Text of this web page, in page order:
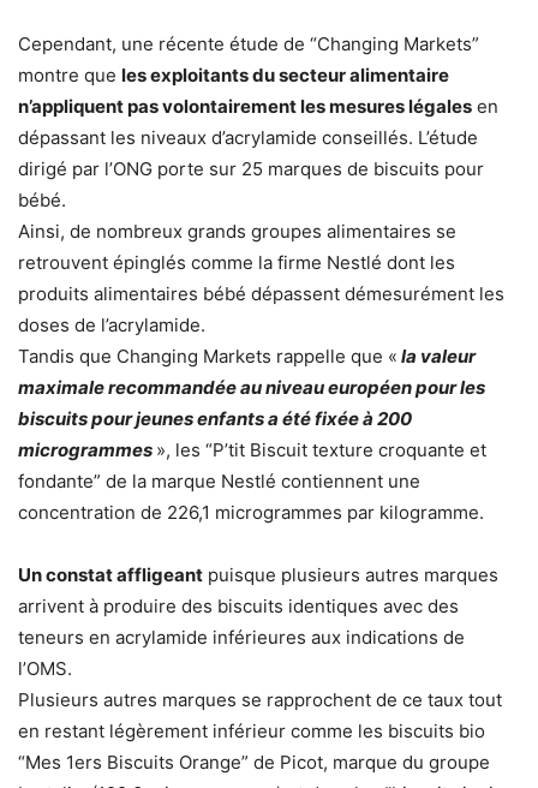
Cependant, une récente étude de “Changing Markets”
montre que les exploitants du secteur alimentaire
n’appliquent pas volontairement les mesures légales en
dépassant les niveaux d’acrylamide conseillés. L’étude
dirigé par l’ONG porte sur 25 marques de biscuits pour
bébé.
Ainsi, de nombreux grands groupes alimentaires se
retrouvent épinglés comme la firme Nestlé dont les
produits alimentaires bébé dépassent démesurément les
doses de l’acrylamide.
Tandis que Changing Markets rappelle que « la valeur
maximale recommandée au niveau européen pour les
biscuits pour jeunes enfants a été fixée à 200
microgrammes », les “P’tit Biscuit texture croquante et
fondante” de la marque Nestlé contiennent une
concentration de 226,1 microgrammes par kilogramme.
Un constat affligeant puisque plusieurs autres marques
arrivent à produire des biscuits identiques avec des
teneurs en acrylamide inférieures aux indications de
l’OMS.
Plusieurs autres marques se rapprochent de ce taux tout
en restant légèrement inférieur comme les biscuits bio
“Mes 1ers Biscuits Orange” de Picot, marque du groupe